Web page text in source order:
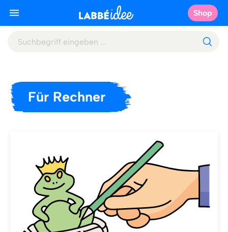
Shop
Für Rechner